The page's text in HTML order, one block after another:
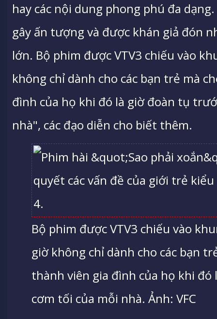
hay các nội dung phong phú đa
gây ấn tượng và được khán giả đón
lớn. Bộ phim được VTV3 chiếu vào
không chỉ dành cho các bạn trẻ mà
đình của họ khi đó là giờ đoàn tụ
nhà", các đạo diễn cho biết thêm.
Bộ phim được VTV3 chiếu vào
giờ không chỉ dành cho các bạn
thành viên gia đình của họ khi
cơm tối của mỗi nhà. Ảnh: VFC